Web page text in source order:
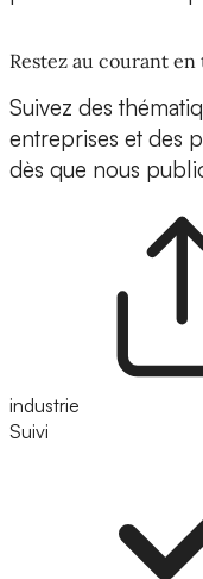
Restez au courant en
Suivez des
entreprises et des
dès que nous
industrie
Suivi